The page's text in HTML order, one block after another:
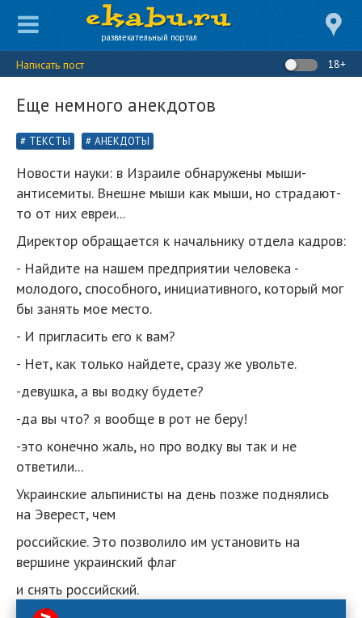
развлекательный портал
Написать пост 18+
Еще немного анекдотов
ТЕКСТЫ АНЕКДОТЫ
Новости науки: в Израиле обнаружены мыши-
антисемиты. Внешне мыши как мыши, но страдают-
то от них евреи...
Директор обращается к начальнику отдела кадров:
- Найдите на нашем предприятии человека -
молодого, способного, инициативного, который мог
бы занять мое место.
- И пригласить его к вам?
- Нет, как только найдете, сразу же увольте.
-девушка, а вы водку будете?
-да вы что? я вообще в рот не беру!
-это конечно жаль, но про водку вы так и не
ответили...
Украинские альпинисты на день позже поднялись
на Эверест, чем
российские. Это позволило им установить на
вершине украинский флаг
и снять российский.